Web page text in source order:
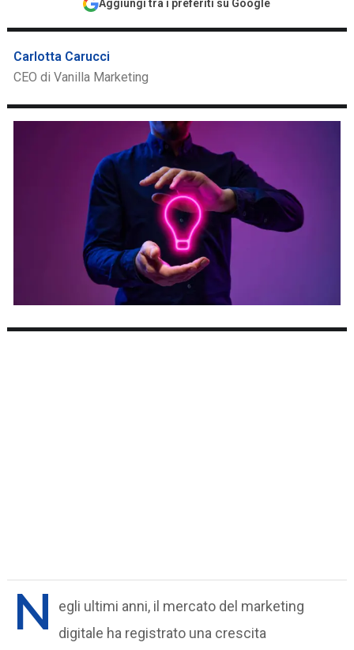
Aggiungi tra i preferiti su Google
Carlotta Carucci
CEO di Vanilla Marketing
N
egli ultimi anni, il mercato del marketing
digitale ha registrato una crescita